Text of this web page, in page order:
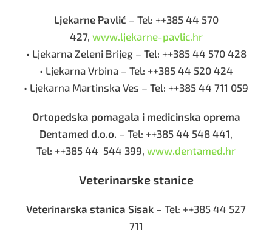
Ljekarne Pavlić – Tel: ++385 44 570
427, www.ljekarne-pavlic.hr
• Ljekarna Zeleni Brijeg – Tel: ++385 44 570 428
• Ljekarna Vrbina – Tel: ++385 44 520 424
• Ljekarna Martinska Ves – Tel: ++385 44 711 059
Ortopedska pomagala i medicinska oprema
Dentamed d.o.o. – Tel: ++385 44 548 441,
Tel: ++385 44 544 399, www.dentamed.hr
Veterinarske stanice
Veterinarska stanica Sisak – Tel: ++385 44 527
711